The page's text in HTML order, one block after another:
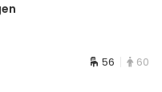
56 60